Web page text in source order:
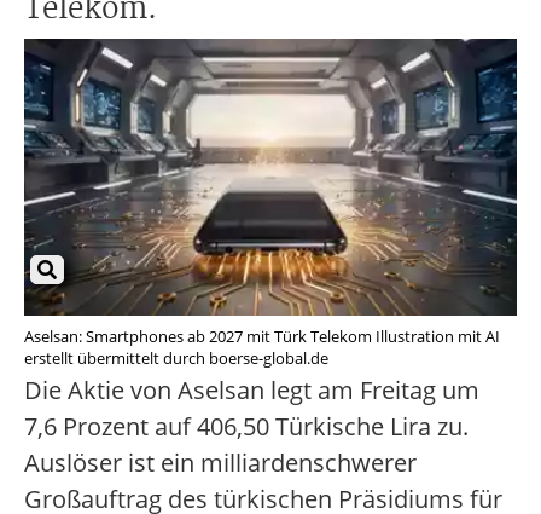
Telekom.
Aselsan: Smartphones ab 2027 mit Türk Telekom Illustration mit AI
erstellt übermittelt durch boerse-global.de
Die Aktie von Aselsan legt am Freitag um
7,6 Prozent auf 406,50 Türkische Lira zu.
Auslöser ist ein milliardenschwerer
Großauftrag des türkischen Präsidiums für